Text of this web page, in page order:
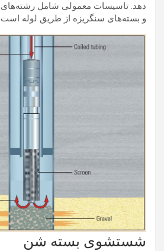
دهد. تاسیسات معمولی شامل
و بسته‌های سنگریزه از طریق لوله
شستشوی بسته شن